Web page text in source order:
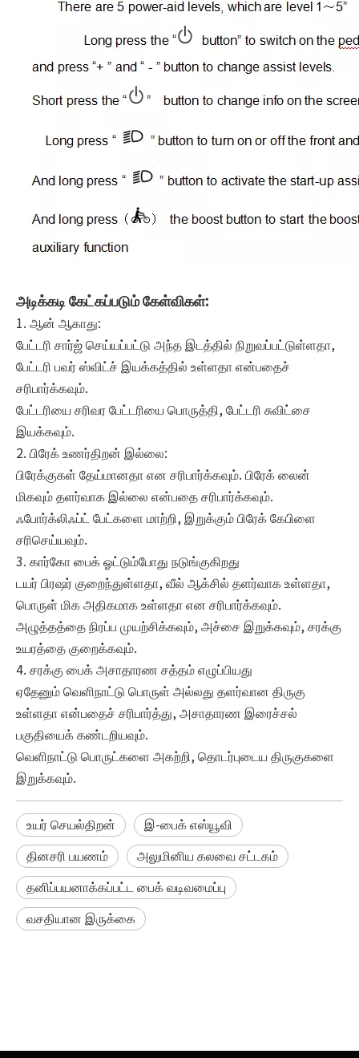
அடிக்கடி கேட்கப்படும் கேள்விகள்:
1. ஆன் ஆகாது:
பேட்டரி சார்ஜ் செய்யப்பட்டு அந்த இடத்தில் நிறுவப்பட்டுள்ளதா,
பேட்டரி பவர் ஸ்விட்ச் இயக்கத்தில் உள்ளதா என்பதைச்
சரிபார்க்கவும்.
பேட்டரியை சரிவர பேட்டரியை பொருத்தி, பேட்டரி சுவிட்சை
இயக்கவும்.
2. பிரேக் உணர்திறன் இல்லை:
பிரேக்குகள் தேய்மானதா என சரிபார்க்கவும். பிரேக் லைன்
மிகவும் தளர்வாக இல்லை என்பதை சரிபார்க்கவும்.
ஃபோர்க்லிஃப்ட் பேட்களை மாற்றி, இறுக்கும் பிரேக் கேபிளை
சரிசெய்யவும்.
3. கார்கோ பைக் ஓட்டும்போது நடுங்குகிறது
டயர் பிரஷர் குறைந்துள்ளதா, வீல் ஆக்சில் தளர்வாக உள்ளதா,
பொருள் மிக அதிகமாக உள்ளதா என சரிபார்க்கவும்.
அழுத்தத்தை நிரப்ப முயற்சிக்கவும், அச்சை இறுக்கவும், சரக்கு
உயரத்தை குறைக்கவும்.
4. சரக்கு பைக் அசாதாரண சத்தம் எழுப்பியது
ஏதேனும் வெளிநாட்டு பொருள் அல்லது தளர்வான திருகு
உள்ளதா என்பதைச் சரிபார்த்து, அசாதாரண இரைச்சல்
பகுதியைக் கண்டறியவும்.
வெளிநாட்டு பொருட்களை அகற்றி, தொடர்புடைய திருகுகளை
இறுக்கவும்.
உயர் செயல்திறன்
இ-பைக் எஸ்யூவி
தினசரி பயணம்
அலுமினிய கலவை சட்டகம்
தனிப்பயனாக்கப்பட்ட பைக் வடிவமைப்பு
வசதியான இருக்கை